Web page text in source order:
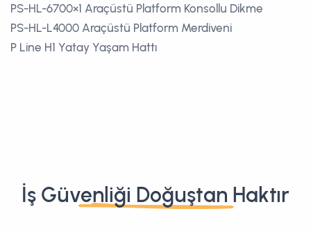
PS-HL-6700×1 Araçüstü Platform Konsollu Dikme
PS-HL-L4000 Araçüstü Platform Merdiveni
P Line H1 Yatay Yaşam Hattı
İş Güvenliği Doğuştan Haktır